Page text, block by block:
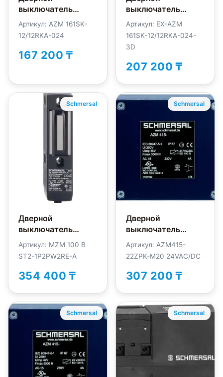
выключатель
безопасности
Schmersal
AZM161SK-
12/12RKA-M16-24V
Артикул: AZM 161SK-
12/12RKA-024
167 200 ₸
выключатель
безопасности
Schmersal EX-
AZM161SK-
12/12RKA-024-3D
Артикул: EX-AZM
161SK-12/12RKA-024-
3D
207 200 ₸
Schmersal
Дверной
выключатель
безопасности
Schmersal MZM 100
Артикул: MZM 100 B
ST2-1P2PW2RE-A
354 400 ₸
Schmersal
Дверной
выключатель
безопасности
Schmersal AZM415-
24VAC/DC
Артикул: AZM415-
22ZPK-M20 24VAC/DC
307 200 ₸
Schmersal Schmersal